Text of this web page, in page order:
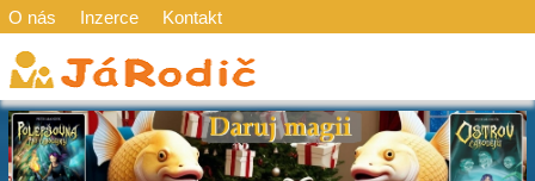
O nás Inzerce Kontakt